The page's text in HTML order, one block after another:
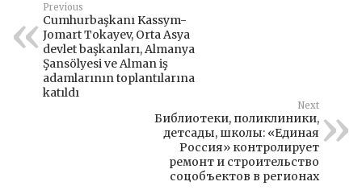
Previous
Cumhurbaşkanı Kassym-
Jomart Tokayev, Orta Asya
devlet başkanları, Almanya
Şansölyesi ve Alman iş
adamlarının toplantılarına
katıldı
Next
Библиотеки, поликлиники,
детсады, школы: «Единая
Россия» контролирует
ремонт и строительство
соцобъектов в регионах